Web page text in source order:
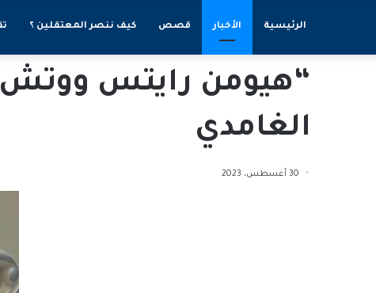
الرئيسية الأخبار قصص كيف ننصر المعتقلين ؟
“هيومن رايتس
الغامدي
30 أغسطس، 2023